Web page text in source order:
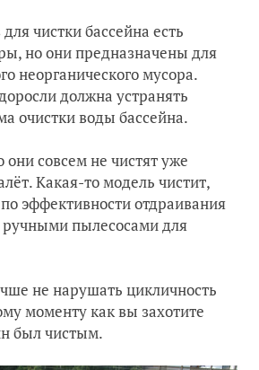
чистки бассейна есть
но они предназначены для
неорганического мусора.
должна устранять
очистки воды бассейна.
они совсем не чистят уже
Какая-то модель чистит,
эффективности отдраивания
ручными пылесосами для
не нарушать цикличность
моменту как вы захотите
был чистым.